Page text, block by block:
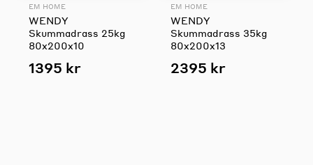
EM HOME
WENDY
Skummadrass 25kg
80x200x10
1395 kr
EM HOME
WENDY
Skummadrass 35kg
80x200x13
2395 kr